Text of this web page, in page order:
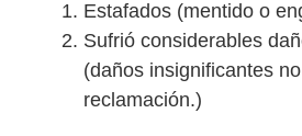
Estafados (mentido o
Sufrió considerables
(daños insignificantes
reclamación.)